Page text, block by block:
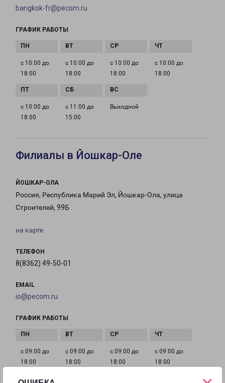
bangkok-fr@pecom.ru
ГРАФИК РАБОТЫ
с 10:00 до
18:00
с 10:00 до
18:00
с 10:00 до
18:00
с 10:00 до
18:00
с 10:00 до
18:00
с 11:00 до
15:00
Выходной
Филиалы в Йошкар-Оле
ЙОШКАР-ОЛА
Россия, Республика Марий Эл, Йошкар-Ола, улица
Строителей, 99Б
на карте
ТЕЛЕФОН
8(8362) 49-50-01
EMAIL
io@pecom.ru
ГРАФИК РАБОТЫ
с 09:00 до
18:00
с 09:00 до
18:00
с 09:00 до
18:00
с 09:00 до
18:00